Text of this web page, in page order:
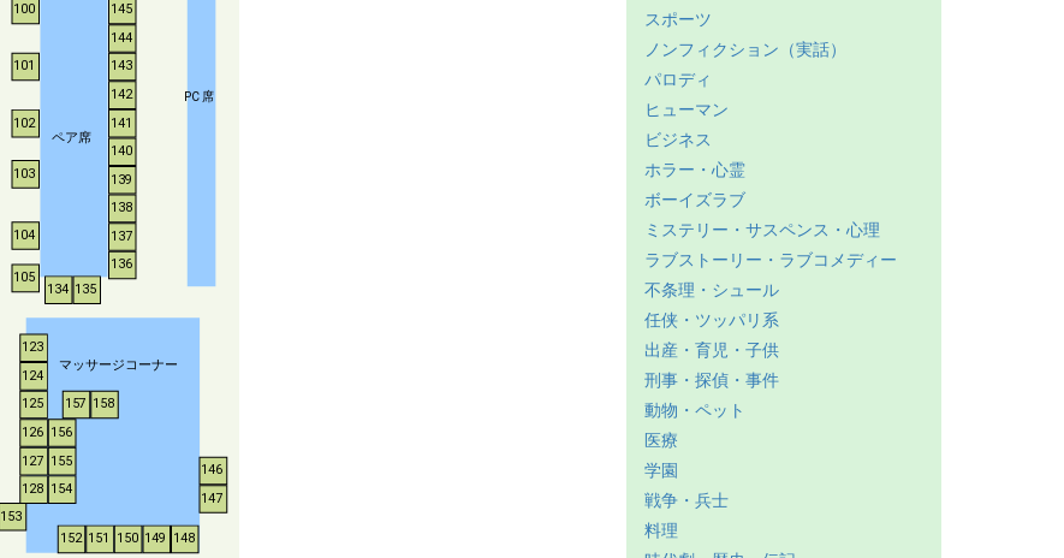
ペア席
PC 席
マッサージコーナー
100
101
102
103
104
105
123
124
125
126
127
128
134 135
136
137
138
139
140
141
142
143
144
145
146
147
148
149
150
151
152
153
154
155
156
157 158
スポーツ
ノンフィクション（実話）
パロディ
ヒューマン
ビジネス
ホラー・心霊
ボーイズラブ
ミステリー・サスペンス・心理
ラブストーリー・ラブコメディー
不条理・シュール
任侠・ツッパリ系
出産・育児・子供
刑事・探偵・事件
動物・ペット
医療
学園
戦争・兵士
料理